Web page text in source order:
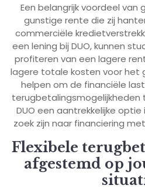
Een belangrijk voordeel van
gunstige rente die zij
commerciële
een lening bij DUO, kunnen
profiteren van een lagere
lagere totale kosten voor het
helpen om de financiële
DUO een aantrekkelijke
zoek zijn naar financiering
Flexibele
afgestemd op